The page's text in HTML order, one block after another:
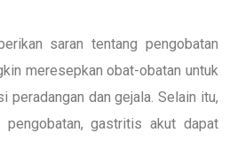
saran tentang pengobatan
meresepkan obat-obatan untuk
peradangan dan gejala. Selain itu,
pengobatan, gastritis akut dapat